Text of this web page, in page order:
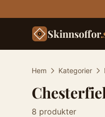
Skinnsoffor
Hem Kategorier
8 produkter